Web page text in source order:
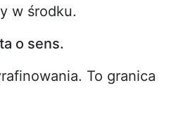
w środku.
o sens.
To granica